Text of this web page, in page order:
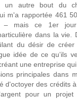
un autre bout du
m'a rapportée 461
– mais ce 1er
dans la vie.
du désir de
idée de ce qu’ils
une entreprise
principales dans
d'octoyer des crédits
pour un